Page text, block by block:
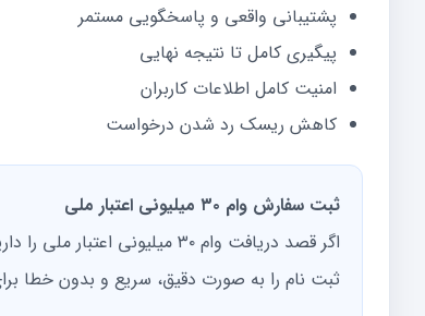
پشتیبانی واقعی و پاسخگویی مستمر
پیگیری کامل تا نتیجه نهایی
امنیت کامل اطلاعات کاربران
کاهش ریسک رد شدن درخواست
ثبت سفارش وام ۳۰ میلیونی اعتبار ملی
اگر قصد دریافت وام ۳۰
ثبت نام را به صورت دقیق، سریع و بدون خطا